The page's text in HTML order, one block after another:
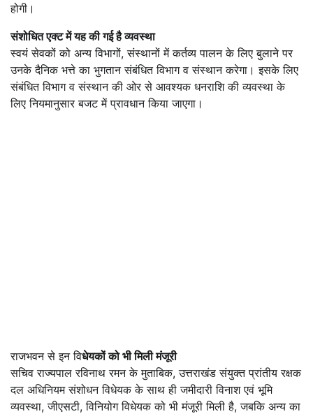
होगी।
संशोधित एक्ट में यह की गई है व्यवस्था
स्वयं सेवकों को अन्य विभागों, संस्थानों में कर्तव्य पालन के लिए बुलाने पर
उनके दैनिक भत्ते का भुगतान संबंधित विभाग व संस्थान करेगा। इसके लिए
संबंधित विभाग व संस्थान की ओर से आवश्यक धनराशि की व्यवस्था के
लिए नियमानुसार बजट में प्रावधान किया जाएगा।
राजभवन से इन विधेयकों को भी मिली मंजूरी
सचिव राज्यपाल रविनाथ रमन के मुताबिक, उत्तराखंड संयुक्त प्रांतीय रक्षक
दल अधिनियम संशोधन विधेयक के साथ ही जमीदारी विनाश एवं भूमि
व्यवस्था, जीएसटी, विनियोग विधेयक को भी मंजूरी मिली है, जबकि अन्य का